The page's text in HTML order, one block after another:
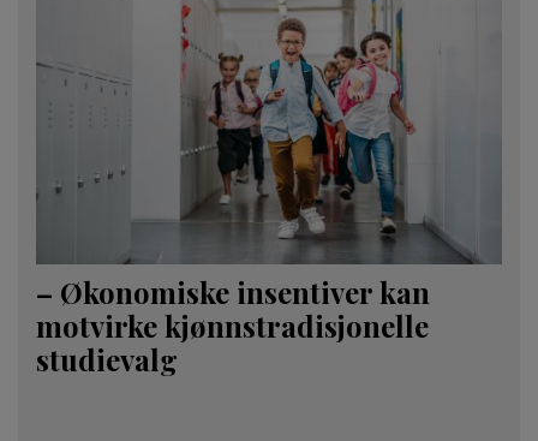
– Økonomiske insentiver kan
motvirke kjønnstradisjonelle
studievalg